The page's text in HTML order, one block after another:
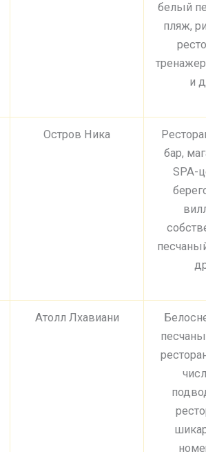
белый
пляж,
и
Остров Ника
бар,
SPA-
Атолл Лхавиани